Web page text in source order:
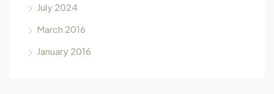
July 2024
March 2016
January 2016